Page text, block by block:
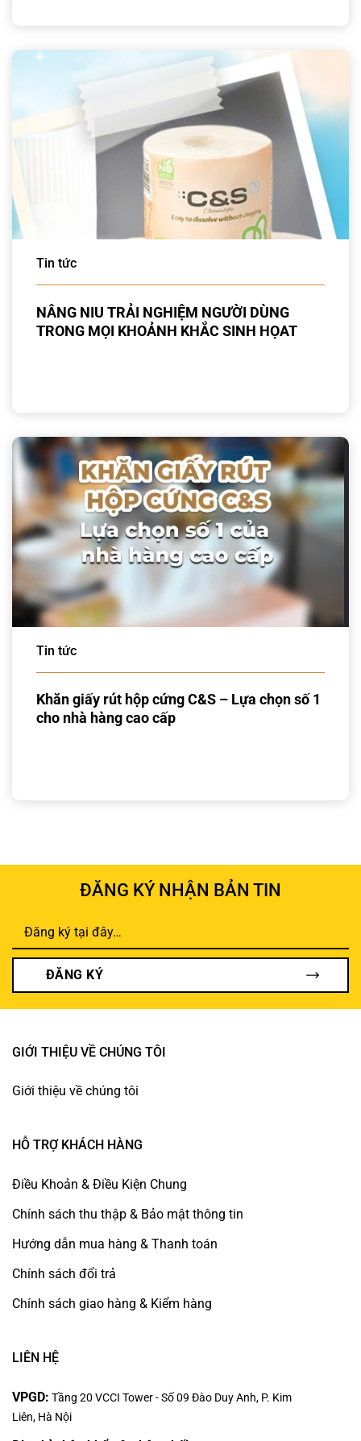
Tin tức
NÂNG NIU TRẢI NGHIỆM NGƯỜI DÙNG
TRONG MỌI KHOẢNH KHẮC SINH HỌAT
Tin tức
Khăn giấy rút hộp cứng C&S – Lựa chọn số 1
cho nhà hàng cao cấp
ĐĂNG KÝ NHẬN BẢN TIN
ĐĂNG KÝ
GIỚI THIỆU VỀ CHÚNG TÔI
Giới thiệu về chúng tôi
HỖ TRỢ KHÁCH HÀNG
Điều Khoản & Điều Kiện Chung
Chính sách thu thập & Bảo mật thông tin
Hướng dẫn mua hàng & Thanh toán
Chính sách đổi trả
Chính sách giao hàng & Kiểm hàng
LIÊN HỆ
VPGD: Tầng 20 VCCI Tower - Số 09 Đào Duy Anh, P. Kim
Liên, Hà Nội